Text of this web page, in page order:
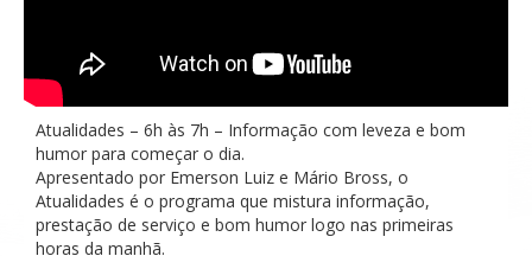
Atualidades – 6h às 7h – Informação com leveza e bom
humor para começar o dia.
Apresentado por Emerson Luiz e Mário Bross, o
Atualidades é o programa que mistura informação,
prestação de serviço e bom humor logo nas primeiras
horas da manhã.